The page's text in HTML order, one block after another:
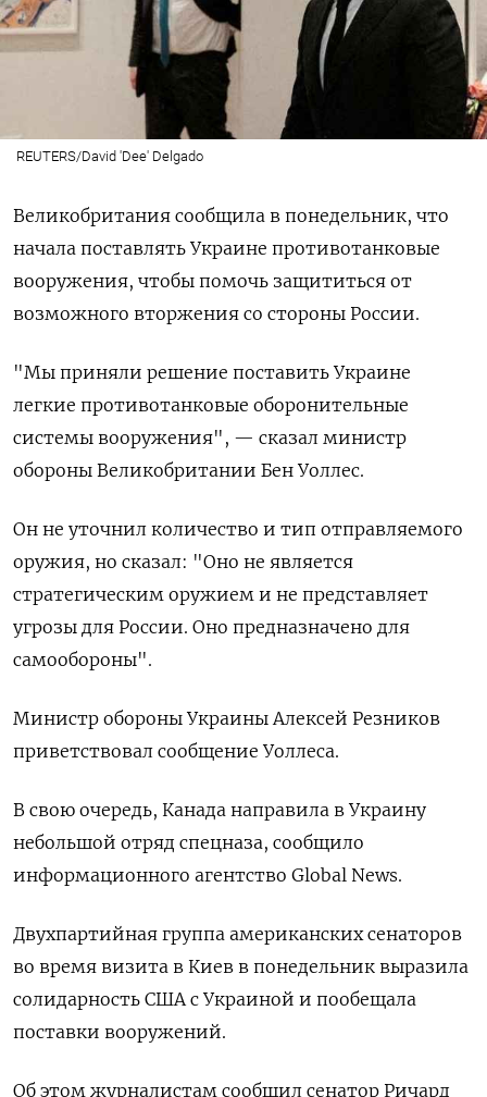
REUTERS/David 'Dee' Delgado
Великобритания сообщила в понедельник, что
начала поставлять Украине противотанковые
вооружения, чтобы помочь защититьcя от
возможного вторжения со стороны России.
"Мы приняли решение поставить Украине
легкие противотанковые оборонительные
системы вооружения", — сказал министр
обороны Великобритании Бен Уоллес.
Он не уточнил количество и тип отправляемого
оружия, но сказал: "Оно не является
стратегическим оружием и не представляет
угрозы для России. Оно предназначено для
самообороны".
Министр обороны Украины Алексей Резников
приветствовал сообщение Уоллеса.
В свою очередь, Канада направила в Украину
небольшой отряд спецназа, сообщило
информационного агентство Global News.
Двухпартийная группа американских сенаторов
во время визита в Киев в понедельник выразила
солидарность США с Украиной и пообещала
поставки вооружений.
Об этом журналистам сообщил сенатор Ричард